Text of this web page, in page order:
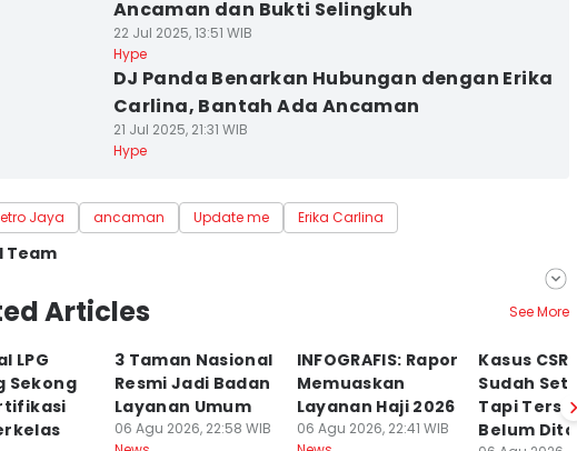
Ancaman dan Bukti Selingkuh
22 Jul 2025, 13:51 WIB
Hype
DJ Panda Benarkan Hubungan dengan Erika
Carlina, Bantah Ada Ancaman
21 Jul 2025, 21:31 WIB
Hype
Jaya ancaman Update me Erika Carlina
Team
Hamzah
Agustiar
Articles See More
LPG
Sekong
3 Taman Nasional
Resmi Jadi Badan
Layanan Umum
06 Agu 2026, 22:58 WIB
INFOGRAFIS: Rapor
Memuaskan
Layanan Haji 2026
06 Agu 2026, 22:41 WIB
Kasus CSR
Sudah
Tapi
Belum